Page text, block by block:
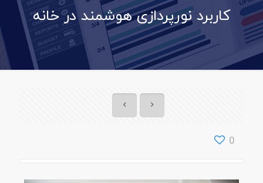
کاربرد نورپردازی هوشمند در خانه
0